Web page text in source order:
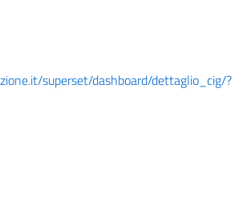
superset/dashboard/dettaglio_cig/?